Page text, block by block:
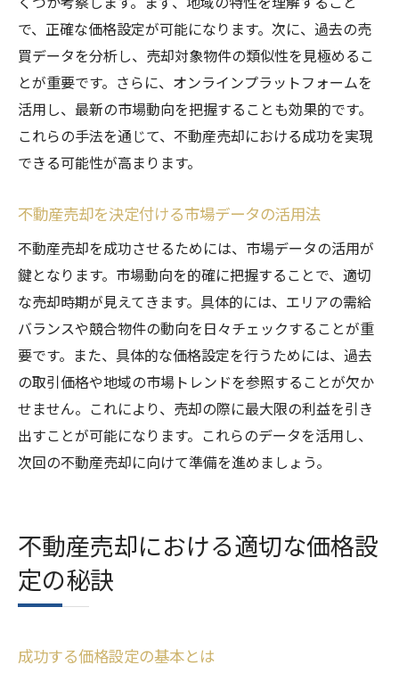
不動産会社選びで失敗しないための心得
成功事例に学ぶ会社選びの重要性
複数社との比較で最適な選択をする方法
実績と信用を基にした不動産会社選定法
不動産売却成功の鍵となる会社選びの実例
不動産売却の成功に必要なデータ分析と実践例
実践例で学ぶデータの活用法
不動産売却における重要なデータポイント
データドリブンなアプローチで売却を成功
させる
成功事例に基づくデータ分析手法の紹介
不動産売却に不可欠なデータ収集の実例
で、正確な価格設定が可能になります。次に、過去の売
買データを分析し、売却対象物件の類似性を見極めるこ
とが重要です。さらに、オンラインプラットフォームを
活用し、最新の市場動向を把握することも効果的です。
これらの手法を通じて、不動産売却における成功を実現
できる可能性が高まります。
不動産売却を決定付ける市場データの活用法
不動産売却を成功させるためには、市場データの活用が
鍵となります。市場動向を的確に把握することで、適切
な売却時期が見えてきます。具体的には、エリアの需給
バランスや競合物件の動向を日々チェックすることが重
要です。また、具体的な価格設定を行うためには、過去
の取引価格や地域の市場トレンドを参照することが欠か
せません。これにより、売却の際に最大限の利益を引き
出すことが可能になります。これらのデータを活用し、
次回の不動産売却に向けて準備を進めましょう。
不動産売却における適切な価格設
定の秘訣
成功する価格設定の基本とは